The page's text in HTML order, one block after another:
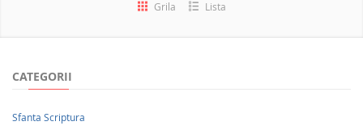
Grila Lista
CATEGORII
Sfanta Scriptura